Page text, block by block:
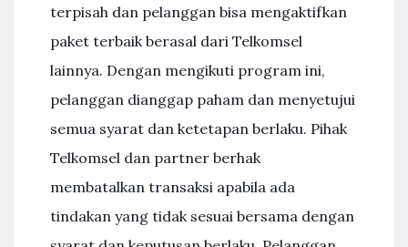
terpisah dan pelanggan bisa mengaktifkan
paket terbaik berasal dari Telkomsel
lainnya. Dengan mengikuti program ini,
pelanggan dianggap paham dan menyetujui
semua syarat dan ketetapan berlaku. Pihak
Telkomsel dan partner berhak
membatalkan transaksi apabila ada
tindakan yang tidak sesuai bersama dengan